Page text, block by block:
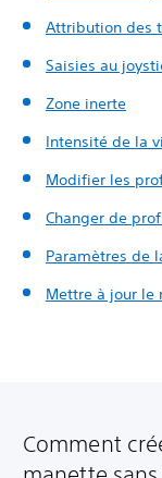
Attribution des
Saisies au
Zone inerte
Intensité de la
Modifier les
Changer de
Paramètres de
Mettre à jour le
Comment